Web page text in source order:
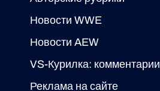
Новости WWE
Новости AEW
VS-Курилка: комментарии
Реклама на сайте